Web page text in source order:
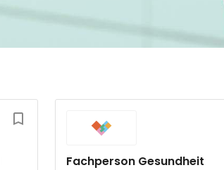
Fachperson Gesundheit